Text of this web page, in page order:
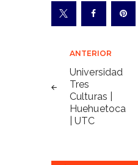
Navegación
de
entradas
ANTERIOR
Universidad
Tres
Culturas |
Huehuetoca
| UTC